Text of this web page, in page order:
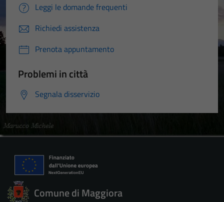
Leggi le domande frequenti
Richiedi assistenza
Prenota appuntamento
Problemi in città
Segnala disservizio
Comune di Maggiora